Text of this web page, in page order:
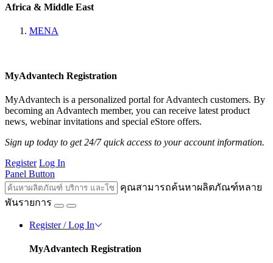
Africa & Middle East
MENA
MyAdvantech Registration
MyAdvantech is a personalized portal for Advantech customers. By
becoming an Advantech member, you can receive latest product
news, webinar invitations and special eStore offers.
Sign up today to get 24/7 quick access to your account information.
Register Log In
Panel Button
คุณสามารถค้นหาผลิตภัณฑ์หลาย
พันรายการ
Register / Log In
MyAdvantech Registration